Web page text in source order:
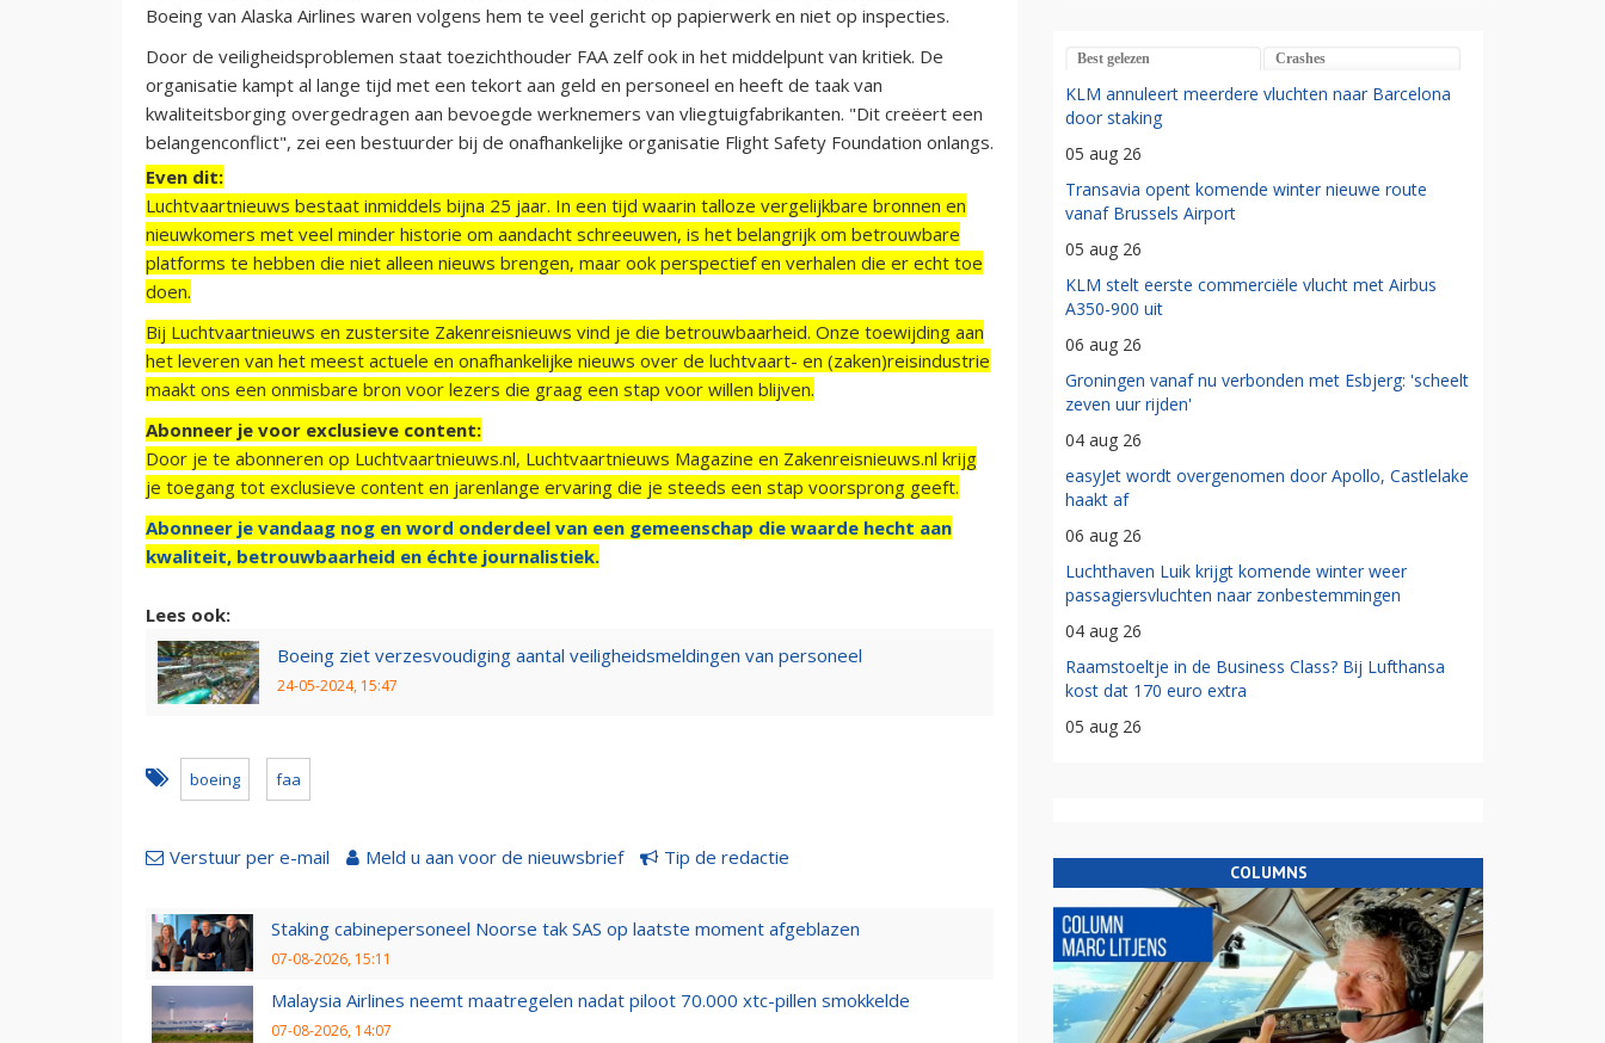
Boeing van Alaska Airlines waren volgens hem te veel gericht op papierwerk en niet op inspecties.
Door de veiligheidsproblemen staat toezichthouder FAA zelf ook in het middelpunt van kritiek. De
organisatie kampt al lange tijd met een tekort aan geld en personeel en heeft de taak van
kwaliteitsborging overgedragen aan bevoegde werknemers van vliegtuigfabrikanten. "Dit creëert een
belangenconflict", zei een bestuurder bij de onafhankelijke organisatie Flight Safety Foundation onlangs.
Even dit:
Luchtvaartnieuws bestaat inmiddels bijna 25 jaar. In een tijd waarin talloze vergelijkbare bronnen en
nieuwkomers met veel minder historie om aandacht schreeuwen, is het belangrijk om betrouwbare
platforms te hebben die niet alleen nieuws brengen, maar ook perspectief en verhalen die er echt toe
doen.
Bij Luchtvaartnieuws en zustersite Zakenreisnieuws vind je die betrouwbaarheid. Onze toewijding aan
het leveren van het meest actuele en onafhankelijke nieuws over de luchtvaart- en (zaken)reisindustrie
maakt ons een onmisbare bron voor lezers die graag een stap voor willen blijven.
Abonneer je voor exclusieve content:
Door je te abonneren op Luchtvaartnieuws.nl, Luchtvaartnieuws Magazine en Zakenreisnieuws.nl krijg
je toegang tot exclusieve content en jarenlange ervaring die je steeds een stap voorsprong geeft.
Abonneer je vandaag nog en word onderdeel van een gemeenschap die waarde hecht aan
kwaliteit, betrouwbaarheid en échte journalistiek.
Lees ook:
Boeing ziet verzesvoudiging aantal veiligheidsmeldingen van personeel
24-05-2024, 15:47
boeing faa
Verstuur per e-mail Meld u aan voor de nieuwsbrief Tip de redactie
Staking cabinepersoneel Noorse tak SAS op laatste moment afgeblazen
07-08-2026, 15:11
Malaysia Airlines neemt maatregelen nadat piloot 70.000 xtc-pillen smokkelde
07-08-2026, 14:07
Best gelezen Crashes
KLM annuleert meerdere vluchten naar Barcelona
door staking
05 aug 26
Transavia opent komende winter nieuwe route
vanaf Brussels Airport
05 aug 26
KLM stelt eerste commerciële vlucht met Airbus
A350-900 uit
06 aug 26
Groningen vanaf nu verbonden met Esbjerg: 'scheelt
zeven uur rijden'
04 aug 26
easyJet wordt overgenomen door Apollo, Castlelake
haakt af
06 aug 26
Luchthaven Luik krijgt komende winter weer
passagiersvluchten naar zonbestemmingen
04 aug 26
Raamstoeltje in de Business Class? Bij Lufthansa
kost dat 170 euro extra
05 aug 26
COLUMNS